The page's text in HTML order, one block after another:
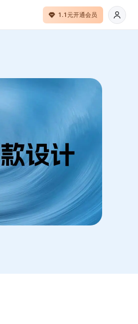
1.1元开通会员